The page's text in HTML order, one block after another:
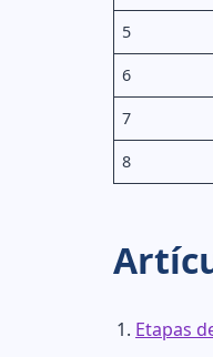
5
6
7
8
Etapas